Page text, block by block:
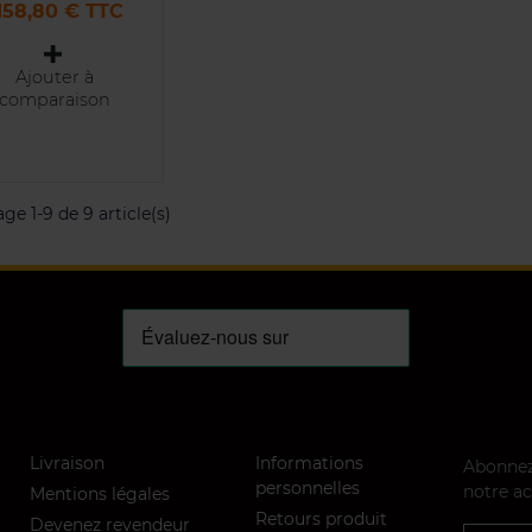
€ TTC
Ajouter à
comparaison
1-9 de 9 article(s)
Livraison
Mentions légales
Devenez revendeur
Informations
personnelles
Retours produit
notre